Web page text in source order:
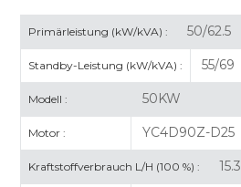
Primärleistung (kW/kVA) : 50/62.5
Standby-Leistung (kW/kVA) : 55/69
Modell : 50KW
Motor : YC4D90Z-D25
Kraftstoffverbrauch L/H (100 %) : 15.3